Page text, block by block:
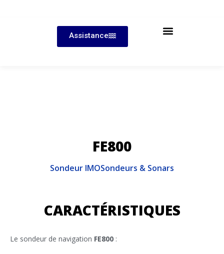
Assistance
FE800
Sondeur IMOSondeurs & Sonars
CARACTÉRISTIQUES
Le sondeur de navigation FE800 :